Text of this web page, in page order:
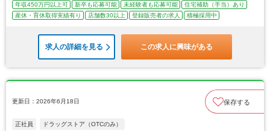
年収450万円以上可 新卒も応募可能 未経験者も応募可能
住宅補助（手当）あり
産休・育休取得実績有り
店舗数30以上 登録販売者の求人 積極採用中
求人の詳細を見る この求人に興味がある
更新日：2026年6月18日 保存する
正社員 ドラッグストア（OTCのみ）